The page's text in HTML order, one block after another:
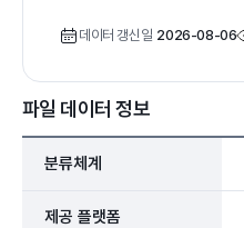
데이터 갱신일 2026-08-06
파일 데이터 정보
분류체계
제공 플랫폼